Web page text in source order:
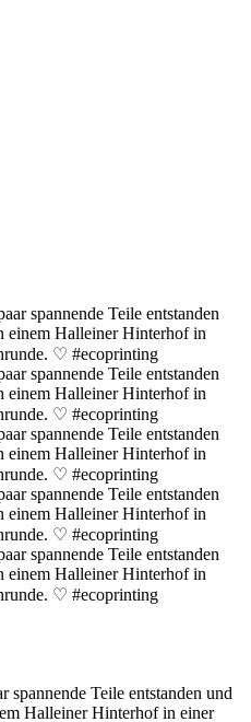
spannende Teile entstanden und
Halleiner Hinterhof in einer